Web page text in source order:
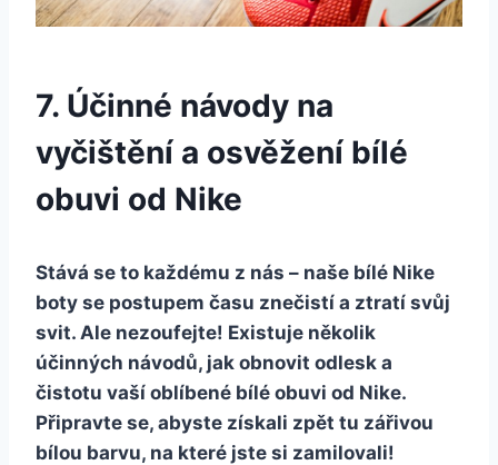
7. Účinné návody na
⁣vyčištění a osvěžení ⁤bílé
obuvi od ‌Nike
Stává se to každému z nás – ‌naše bílé Nike
boty se postupem​ času znečistí a ⁤ztratí svůj
⁤svit. Ale ⁤nezoufejte! Existuje několik
účinných návodů, jak obnovit⁢ odlesk a⁢
čistotu vaší oblíbené bílé obuvi od Nike.
⁣Připravte se, abyste ‍získali zpět tu ​zářivou‍
bílou‍ barvu, na které jste si ‍zamilovali!